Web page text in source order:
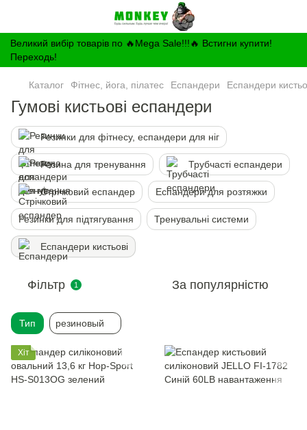
Великий вибір товарів по 🔥Mega Sale!!!🔥 Встигни купити!
Переходь!
Каталог Фітнес, йога, пілатес Еспандери Еспандери
Гумові кистьові еспандери
Резинки для фітнесу, еспандери для ніг
Резина для тренування Трубчасті еспандери
Стрічковий еспандер Еспандери для розтяжки
Резинки для підтягування Тренувальні системи
Еспандери кистьові
Фільтр 1 За популярністю
Тип резиновый
Хіт